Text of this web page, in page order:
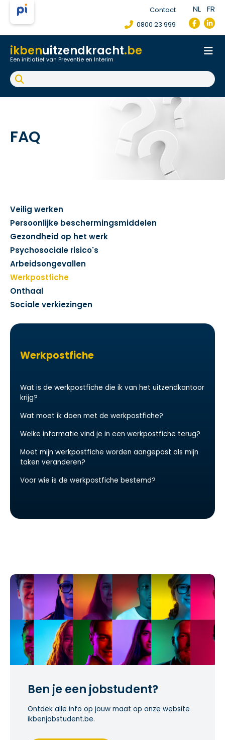
Contact
0800 23 999
NL FR
ikbenuitzendkracht.be
Een initiatief van Preventie en Interim
Onthaal
Werkpostfiche
Arbeidsongeval
FAQ
Veilig werken
Persoonlijke beschermingsmiddelen
Gezondheid op het werk
Psychosociale risico's
Arbeidsongevallen
Werkpostfiche
Onthaal
Sociale verkiezingen
Werkpostfiche
Wat is de werkpostfiche die ik van het uitzendkantoor
krijg?
Wat moet ik doen met de werkpostfiche?
Welke informatie vind je in een werkpostfiche terug?
Moet mijn werkpostfiche worden aangepast als mijn
taken veranderen?
Voor wie is de werkpostfiche bestemd?
Ben je een jobstudent?
Ontdek alle info op jouw maat op onze website
ikbenjobstudent.be.